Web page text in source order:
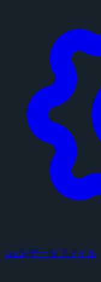
configデータファイル